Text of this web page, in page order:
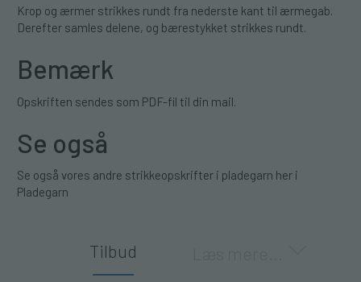
Krop og ærmer strikkes rundt fra nederste kant til ærmegab.
Derefter samles delene, og bærestykket strikkes rundt.
Bemærk
Opskriften sendes som PDF-fil til din mail.
Se også
Se også vores andre strikkeopskrifter i pladegarn her i
Pladegarn
Tilbud